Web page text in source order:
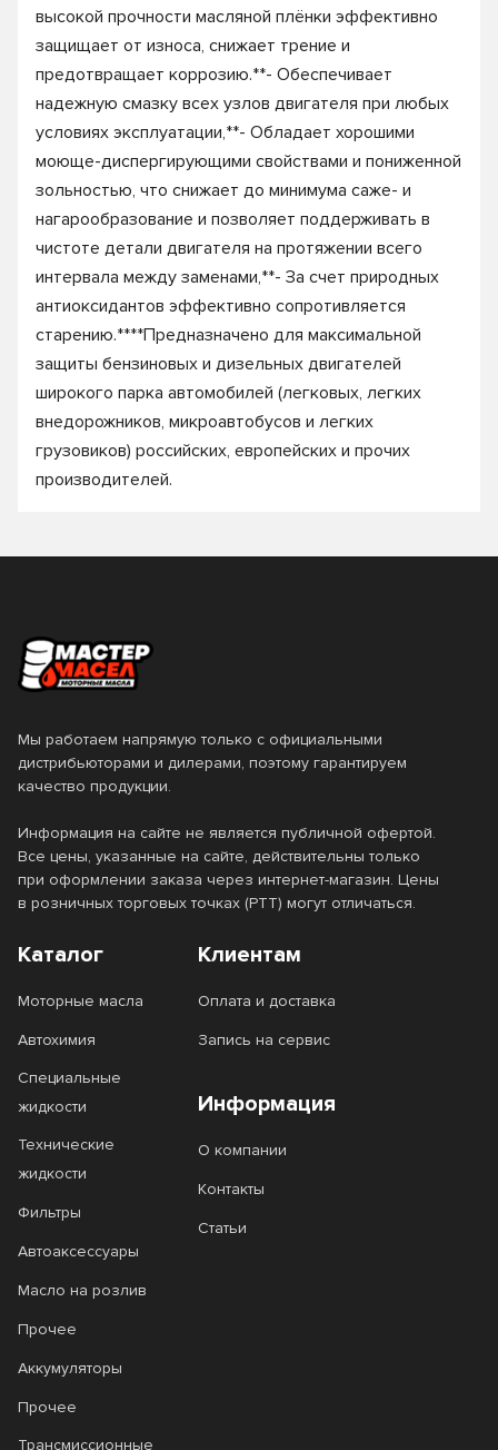
высокой прочности масляной плёнки эффективно
защищает от износа, снижает трение и
предотвращает коррозию.**- Обеспечивает
надежную смазку всех узлов двигателя при любых
условиях эксплуатации,**- Обладает хорошими
моюще-диспергирующими свойствами и пониженной
зольностью, что снижает до минимума саже- и
нагарообразование и позволяет поддерживать в
чистоте детали двигателя на протяжении всего
интервала между заменами,**- За счет природных
антиоксидантов эффективно сопротивляется
старению.****Предназначено для максимальной
защиты бензиновых и дизельных двигателей
широкого парка автомобилей (легковых, легких
внедорожников, микроавтобусов и легких
грузовиков) российских, европейских и прочих
производителей.
Мы работаем напрямую только с официальными
дистрибьюторами и дилерами, поэтому гарантируем
качество продукции.
Информация на сайте не является публичной офертой.
Все цены, указанные на сайте, действительны только
при оформлении заказа через интернет-магазин. Цены
в розничных торговых точках (РТТ) могут отличаться.
Каталог
Моторные масла
Автохимия
Специальные
жидкости
Технические
жидкости
Фильтры
Автоаксессуары
Масло на розлив
Прочее
Аккумуляторы
Прочее
Трансмиссионные
Клиентам
Оплата и доставка
Запись на сервис
Информация
О компании
Контакты
Статьи